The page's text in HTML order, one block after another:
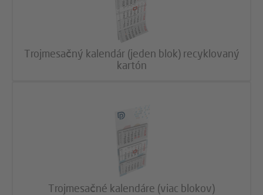
Trojmesačný kalendár (jeden blok) recyklovaný
kartón
Trojmesačné kalendáre (viac blokov)